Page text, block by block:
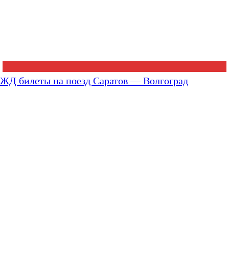
ЖД билеты на поезд Саратов — Волгоград